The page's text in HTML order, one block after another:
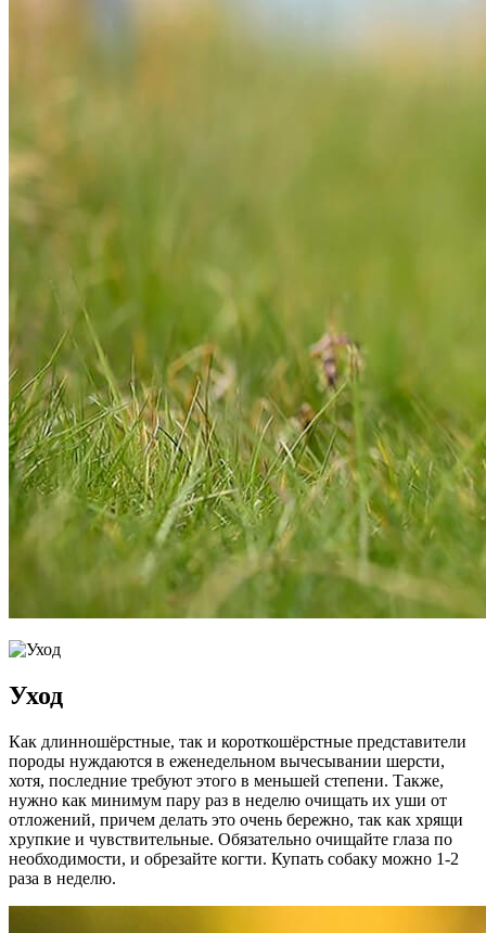
Уход
Как длинношёрстные, так и короткошёрстные представители
породы нуждаются в еженедельном вычесывании шерсти,
хотя, последние требуют этого в меньшей степени. Также,
нужно как минимум пару раз в неделю очищать их уши от
отложений, причем делать это очень бережно, так как хрящи
хрупкие и чувствительные. Обязательно очищайте глаза по
необходимости, и обрезайте когти. Купать собаку можно 1-2
раза в неделю.